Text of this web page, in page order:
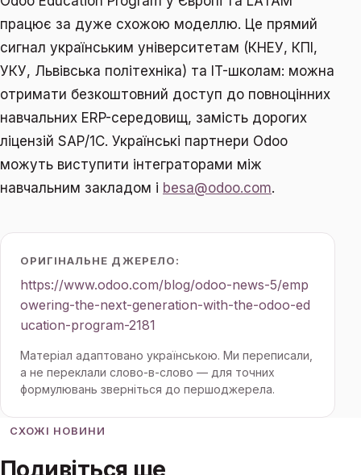
працює за дуже схожою моделлю. Це прямий
сигнал українським університетам (КНЕУ, КПІ,
УКУ, Львівська політехніка) та IT-школам: можна
отримати безкоштовний доступ до повноцінних
навчальних ERP-середовищ, замість дорогих
ліцензій SAP/1C. Українські партнери Odoo
можуть виступити інтеграторами між
навчальним закладом і besa@odoo.com.
ОРИГІНАЛЬНЕ ДЖЕРЕЛО:
https://www.odoo.com/blog/odoo-news-5/emp
owering-the-next-generation-with-the-odoo-ed
ucation-program-2181
Матеріал адаптовано українською. Ми переписали,
а не переклали слово-в-слово — для точних
формулювань зверніться до першоджерела.
СХОЖІ НОВИНИ